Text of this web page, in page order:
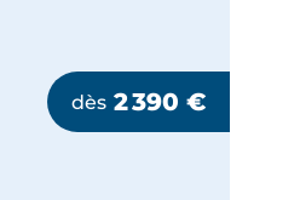
dès 2 390 €